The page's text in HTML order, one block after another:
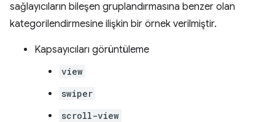
sağlayıcıların bileşen gruplandırmasına benzer olan
kategorilendirmesine ilişkin bir örnek verilmiştir.
Kapsayıcıları görüntüleme
view
swiper
scroll-view